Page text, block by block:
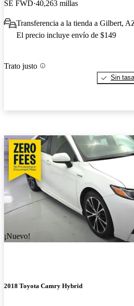
SE FWD 40,263 millas
Transferencia a la tienda a Gilbert,
El precio incluye envío de $149
Trato justo
Sin
¡Nuevo!
2018 Toyota Camry Hybrid